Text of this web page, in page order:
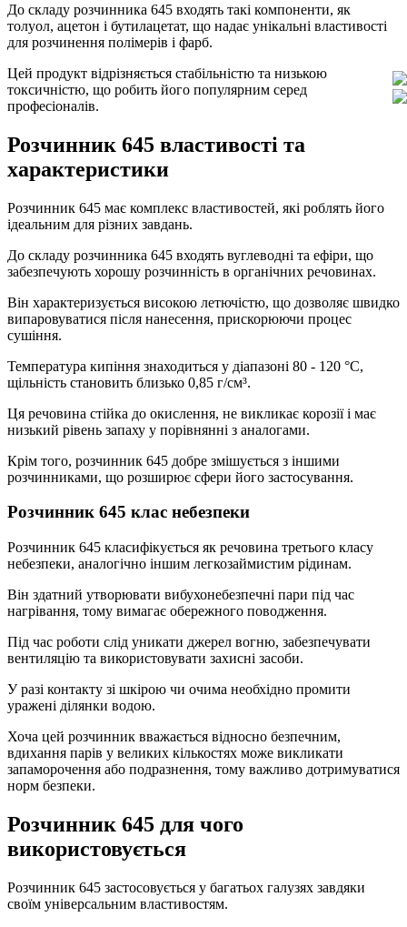
До складу розчинника 645 входять такі компоненти, як
толуол, ацетон і бутилацетат, що надає унікальні властивості
для розчинення полімерів і фарб.
Цей продукт відрізняється стабільністю та низькою
токсичністю, що робить його популярним серед
професіоналів.
Розчинник 645 властивості та
характеристики
Розчинник 645 має комплекс властивостей, які роблять його
ідеальним для різних завдань.
До складу розчинника 645 входять вуглеводні та ефіри, що
забезпечують хорошу розчинність в органічних речовинах.
Він характеризується високою летючістю, що дозволяє швидко
випаровуватися після нанесення, прискорюючи процес
сушіння.
Температура кипіння знаходиться у діапазоні 80 - 120 °C,
щільність становить близько 0,85 г/см³.
Ця речовина стійка до окислення, не викликає корозії і має
низький рівень запаху у порівнянні з аналогами.
Крім того, розчинник 645 добре змішується з іншими
розчинниками, що розширює сфери його застосування.
Розчинник 645 клас небезпеки
Розчинник 645 класифікується як речовина третього класу
небезпеки, аналогічно іншим легкозаймистим рідинам.
Він здатний утворювати вибухонебезпечні пари під час
нагрівання, тому вимагає обережного поводження.
Під час роботи слід уникати джерел вогню, забезпечувати
вентиляцію та використовувати захисні засоби.
У разі контакту зі шкірою чи очима необхідно промити
уражені ділянки водою.
Хоча цей розчинник вважається відносно безпечним,
вдихання парів у великих кількостях може викликати
запаморочення або подразнення, тому важливо дотримуватися
норм безпеки.
Розчинник 645 для чого
використовується
Розчинник 645 застосовується у багатьох галузях завдяки
своїм універсальним властивостям.